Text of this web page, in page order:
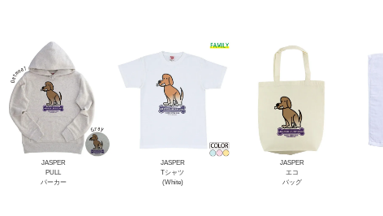
JASPER
PULL
パーカー
JASPER
Tシャツ
(White)
JASPER
エコ
バッグ